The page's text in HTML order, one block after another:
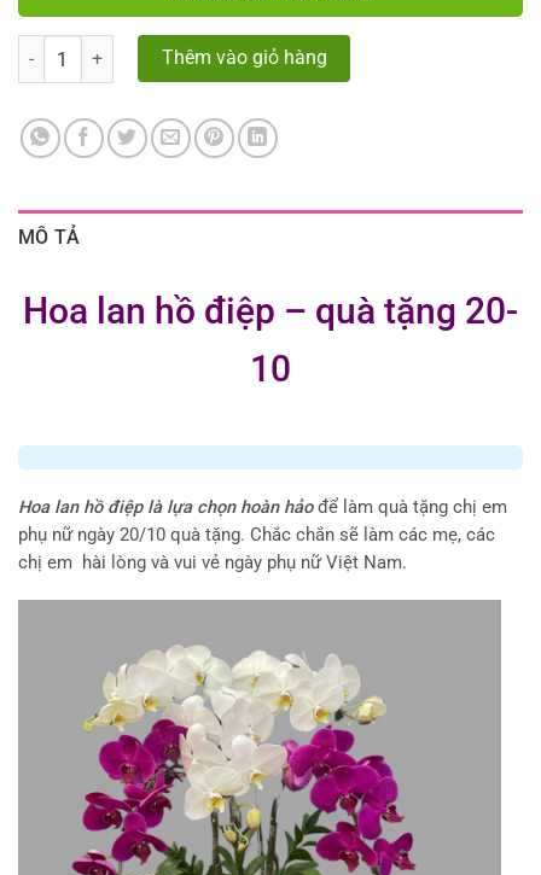
Số lượng Thêm vào giỏ hàng
MÔ TẢ
Hoa lan hồ điệp – quà tặng 20-
10
Hoa lan hồ điệp là lựa chọn hoàn hảođể làm quà tặng chị em
phụ nữ ngày 20/10 quà tặng. Chắc chắn sẽ làm các mẹ, các
chị em hài lòng và vui vẻ ngày phụ nữ Việt Nam.